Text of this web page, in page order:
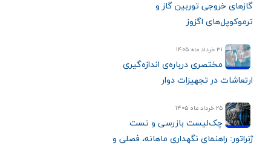
گازهای خروجی توربین گاز و
ترموکوپل‌های اگزوز
۳۱ خرداد ماه ۱۴۰۵
مختصری درباره‌ی اندازه‌گیری
ارتعاشات در تجهیزات دوار
۲۵ خرداد ماه ۱۴۰۵
چک‌لیست بازرسی و تست
ژنراتور: راهنمای نگهداری ماهانه، فصلی و